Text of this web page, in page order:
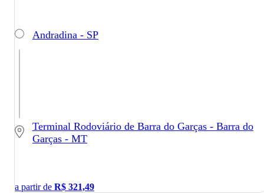
Andradina - SP
Terminal Rodoviário de Barra do Garças - Barra do
Garças - MT
a partir de R$ 321,49